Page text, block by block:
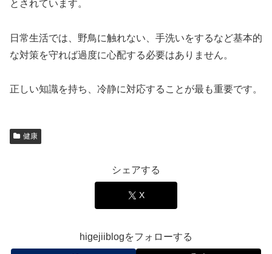
とされています。
日常生活では、野鳥に触れない、手洗いをするなど基本的
な対策を守れば過度に心配する必要はありません。
正しい知識を持ち、冷静に対応することが最も重要です。
健康
シェアする
X
higejiiblogをフォローする